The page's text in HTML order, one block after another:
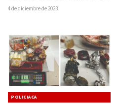
municipio de Tacámbaro, los
4 de diciembre de 2023
POLICIACA